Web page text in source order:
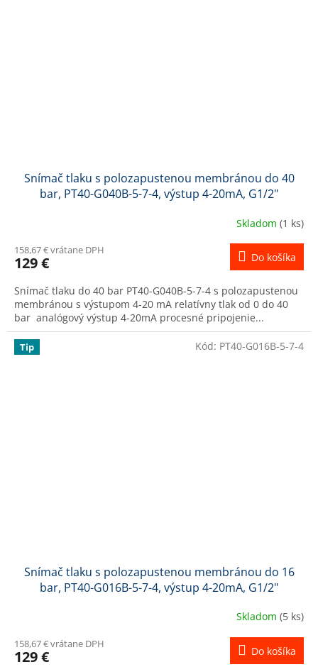
Snímač tlaku s polozapustenou membránou do 40
bar, PT40-G040B-5-7-4, výstup 4-20mA, G1/2"
Skladom (1 ks)
158,67 € vrátane DPH
129 € Do košíka
Snímač tlaku do 40 bar PT40-G040B-5-7-4 s polozapustenou
membránou s výstupom 4-20 mA relatívny tlak od 0 do 40
bar analógový výstup 4-20mA procesné pripojenie...
Tip
Snímač tlaku s polozapustenou membránou do 16
bar, PT40-G016B-5-7-4, výstup 4-20mA, G1/2"
Skladom (5 ks)
158,67 € vrátane DPH
129 € Do košíka
Kód: PT40-G016B-5-7-4